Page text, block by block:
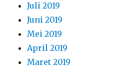
Juli 2019
Juni 2019
Mei 2019
April 2019
Maret 2019